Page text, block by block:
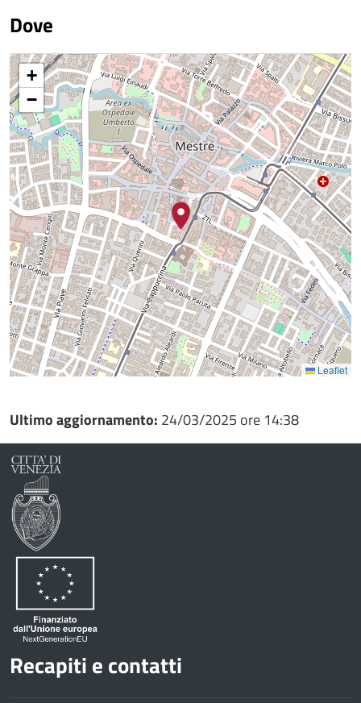
Dove
+
−
Leaflet
Ultimo aggiornamento: 24/03/2025 ore 14:38
Recapiti e contatti